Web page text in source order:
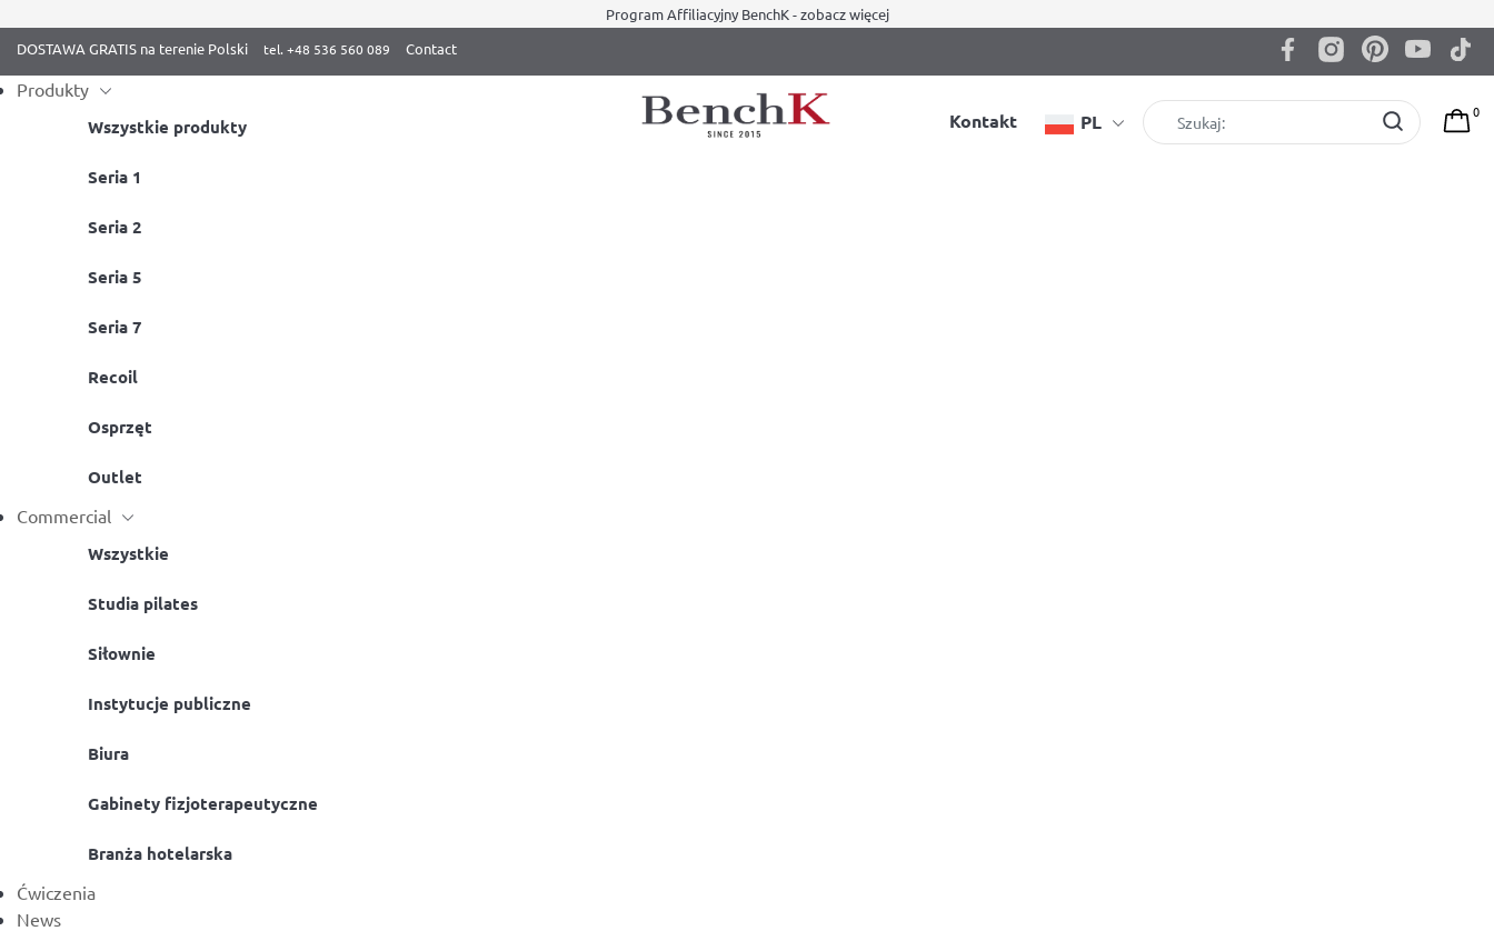
Program Affiliacyjny BenchK - zobacz więcej
DOSTAWA GRATIS na terenie Polski
Contact
Produkty
Wszystkie produkty
Seria 1
Seria 2
Seria 5
Seria 7
Recoil
Osprzęt
Outlet
Commercial
Wszystkie
Studia pilates
Siłownie
Instytucje publiczne
Biura
Gabinety fizjoterapeutyczne
Branża hotelarska
Ćwiczenia
News
Kontakt PL 0
Miesiąc:marzec 2019
temperamentu
19 marca 2019